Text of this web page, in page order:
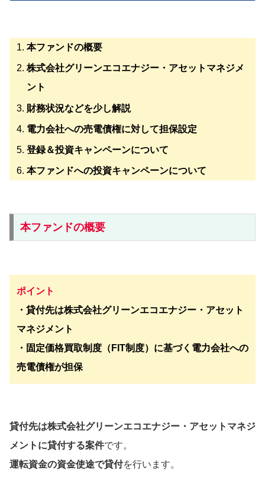
本ファンドの概要
株式会社グリーンエコエナジー・アセットマネジメ
ント
財務状況などを少し解説
電力会社への売電債権に対して担保設定
登録＆投資キャンペーンについて
本ファンドへの投資キャンペーンについて
本ファンドの概要
ポイント
・貸付先は株式会社グリーンエコエナジー・アセット
マネジメント
・固定価格買取制度（FIT制度）に基づく電力会社への
売電債権が担保
貸付先は株式会社グリーンエコエナジー・アセットマネジ
メント に貸付する案件です。
運転資金の資金使途で貸付を行います。